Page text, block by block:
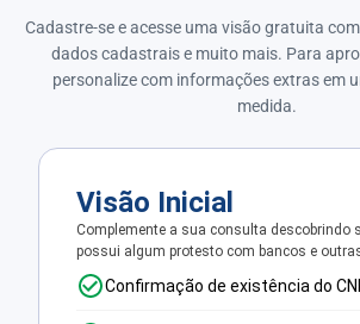
Cadastre-se e acesse uma visão gratuita
dados cadastrais e muito mais. Para
personalize com informações extras em
medida.
Visão Inicial
Complemente a sua consulta descobrindo
possui algum protesto com bancos e
Confirmação de existência do